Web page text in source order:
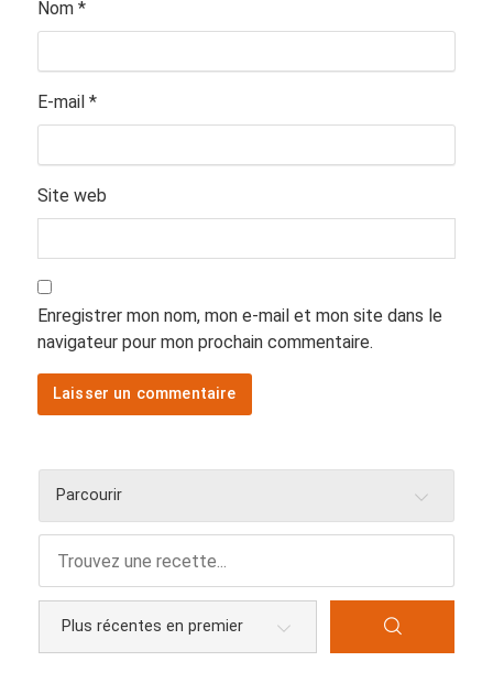
Nom *
E-mail *
Site web
Enregistrer mon nom, mon e-mail et mon site dans le
navigateur pour mon prochain commentaire.
Parcourir